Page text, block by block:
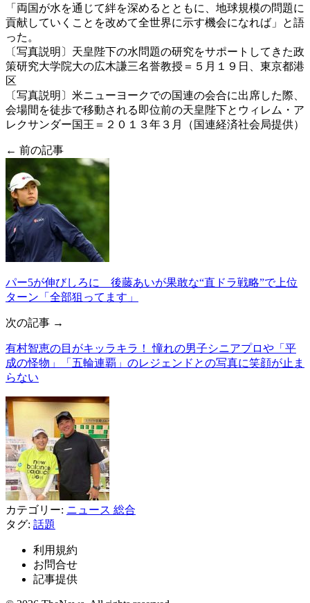
「両国が水を通じて絆を深めるとともに、地球規模の問題に
貢献していくことを改めて全世界に示す機会になれば」と語
った。
〔写真説明〕天皇陛下の水問題の研究をサポートしてきた政
策研究大学院大の広木謙三名誉教授＝５月１９日、東京都港
区
〔写真説明〕米ニューヨークでの国連の会合に出席した際、
会場間を徒歩で移動される即位前の天皇陛下とウィレム・ア
レクサンダー国王＝２０１３年３月（国連経済社会局提供）
← 前の記事
パー5が伸びしろに 後藤あいが果敢な“直ドラ戦略”で上位
ターン「全部狙ってます」
次の記事 →
有村智恵の目がキッラキラ！ 憧れの男子シニアプロや「平
成の怪物」「五輪連覇」のレジェンドとの写真に笑顔が止ま
らない
カテゴリー: ニュース 総合
タグ: 話題
利用規約
お問合せ
記事提供